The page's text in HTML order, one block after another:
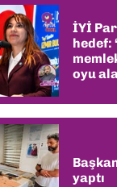
İYİ
hedef:
oyu
yaptı